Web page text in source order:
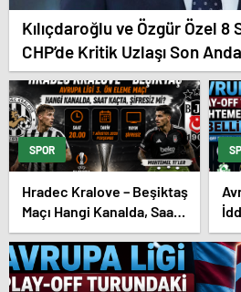
Kılıçdaroğlu ve Özgür Özel 8
CHP’de Kritik Uzlaşı Son
SPOR
Hradec Kralove – Beşiktaş
Maçı Hangi Kanalda, Saat
Kaçta, Şifresiz Mi?